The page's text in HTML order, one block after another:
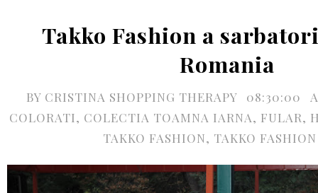
Takko Fashion a
Romania
BY CRISTINA SHOPPING THERAPY 08:30:00
COLORATI, COLECTIA TOAMNA IARNA, FULAR,
TAKKO FASHION, TAKKO